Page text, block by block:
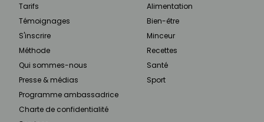
Tarifs
Témoignages
S'inscrire
Méthode
Qui sommes-nous
Presse & médias
Programme ambassadrice
Charte de confidentialité
Alimentation
Bien-être
Minceur
Recettes
Santé
Sport